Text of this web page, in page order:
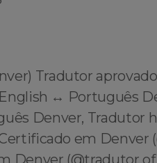
Tradutor
↔️ Português
Denver, Tradutor
em Denver
Denver (@tradutor